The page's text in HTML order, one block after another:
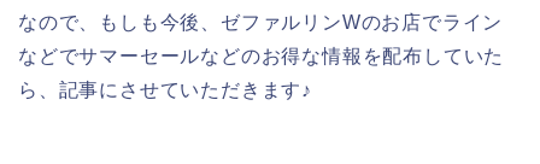
なので、もしも今後、ゼファルリンWのお店でライン
などでサマーセールなどのお得な情報を配布していた
ら、記事にさせていただきます♪